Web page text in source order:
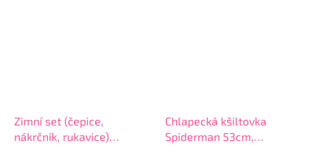
Zimní set (čepice,
nákrčník, rukavice)
Chlapecká kšiltovka
Spiderman 53cm,